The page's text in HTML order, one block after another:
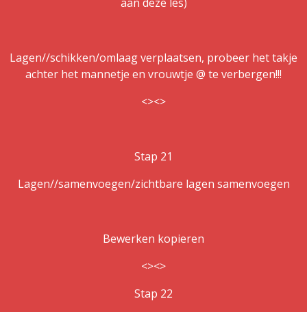
Lagen//schikken/omlaag verplaatsen, probeer het takje
achter het mannetje en vrouwtje @ te verbergen!!!
<><>
Stap 21
Lagen//samenvoegen/zichtbare lagen samenvoegen
Bewerken kopieren
<><>
Stap 22